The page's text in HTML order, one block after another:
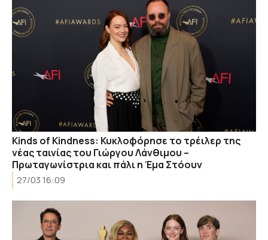
Kinds of Κindness: Κυκλοφόρησε το τρέιλερ της
νέας ταινίας του Γιώργου Λάνθιμου –
Πρωταγωνίστρια και πάλι η Έμα Στόουν
27/03 16:09